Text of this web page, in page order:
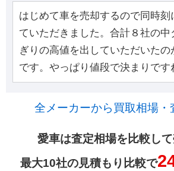
はじめて車を売却するので同時刻
ていただきました。合計８社の中
ぎりの高値を出していただいたの
です。やっぱり値段で決まりです
全メーカーから買取相場・
愛車は査定相場を比較し
最大10社の見積もり比較で